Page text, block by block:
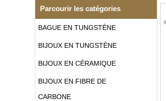
Parcourir les catégories
BAGUE EN TUNGSTÈNE
BIJOUX EN TUNGSTÈNE
BIJOUX EN CÉRAMIQUE
BIJOUX EN FIBRE DE
CARBONE